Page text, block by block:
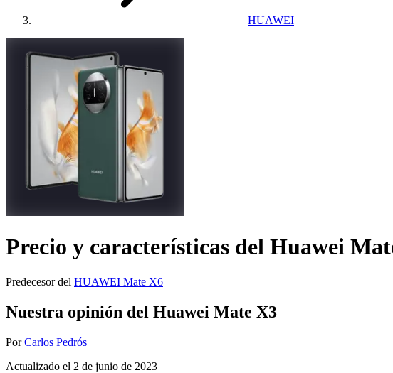
HUAWEI
Precio y características del Huawei
Predecesor del HUAWEI Mate X6
Nuestra opinión del Huawei Mate X3
Por Carlos Pedrós
Actualizado el 2 de junio de 2023